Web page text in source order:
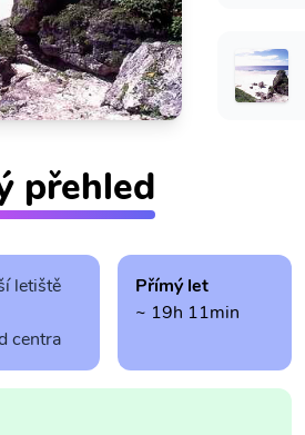
přehled
letiště
centra
Přímý let
~ 19h 11min